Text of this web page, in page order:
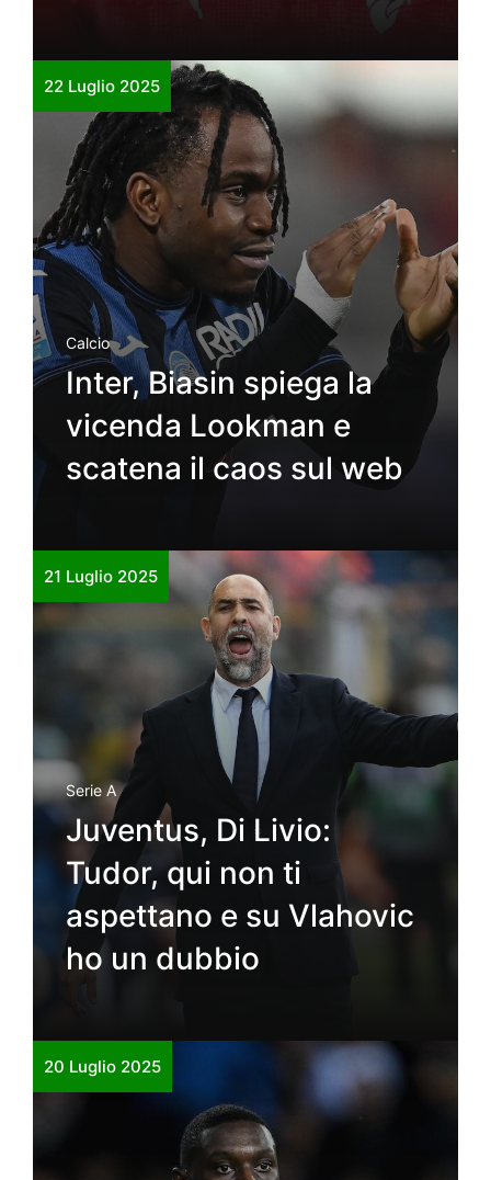
22 Luglio 2025
Calcio
Inter, Biasin spiega la
vicenda Lookman e
scatena il caos sul web
21 Luglio 2025
Serie A
Juventus, Di Livio:
Tudor, qui non ti
aspettano e su Vlahovic
ho un dubbio
20 Luglio 2025